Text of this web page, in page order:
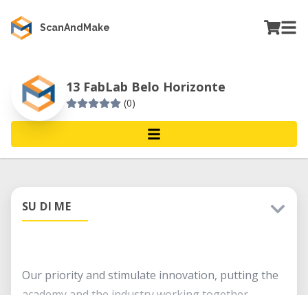
ScanAndMake
13 FabLab Belo Horizonte
(0)
SU DI ME
Our priority and stimulate innovation, putting the